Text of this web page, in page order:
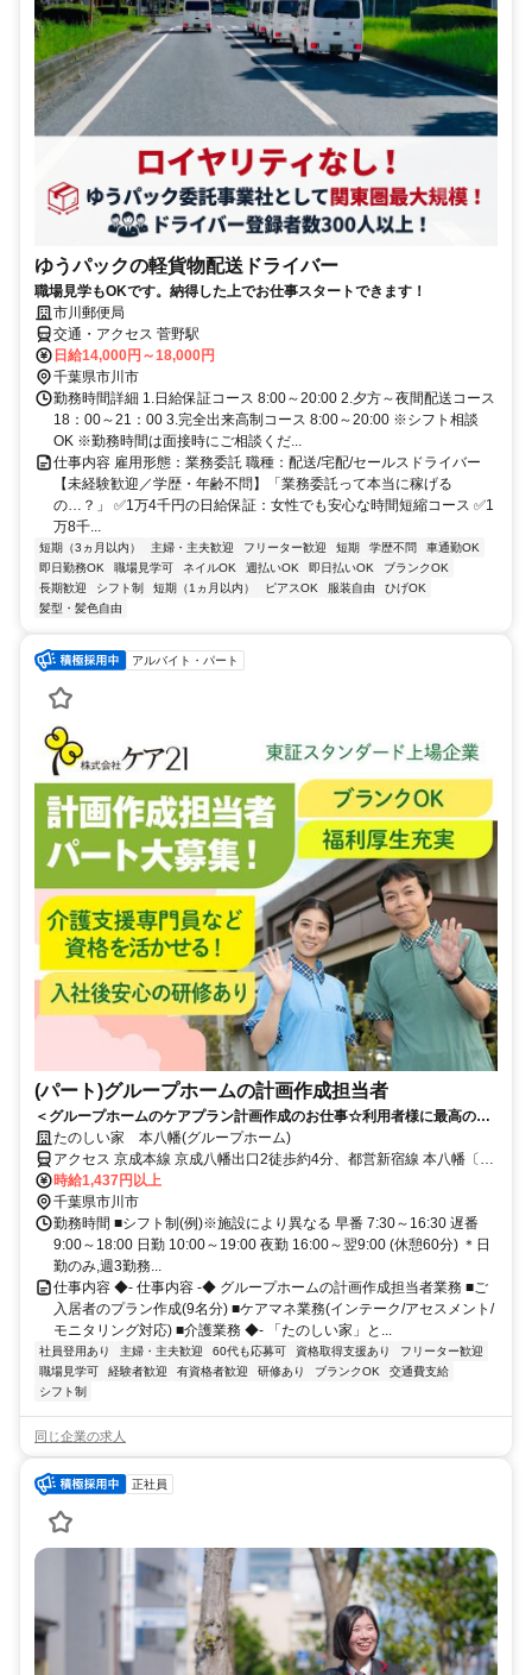
ゆうパックの軽貨物配送ドライバー
職場見学もOKです。納得した上でお仕事スタートできます！
市川郵便局
交通・アクセス 菅野駅
日給14,000円～18,000円
千葉県市川市
勤務時間詳細 1.日給保証コース 8:00～20:00 2.夕方～夜間配送コース
18：00～21：00 3.完全出来高制コース 8:00～20:00 ※シフト相談
OK ※勤務時間は面接時にご相談くだ...
仕事内容 雇用形態：業務委託 職種：配送/宅配/セールスドライバー
【未経験歓迎／学歴・年齢不問】「業務委託って本当に稼げる
の…？」 ✅1万4千円の日給保証：女性でも安心な時間短縮コース ✅1
万8千...
短期（3ヵ月以内） 主婦・主夫歓迎 フリーター歓迎 短期 学歴不問
車通勤OK
即日勤務OK
職場見学可 ネイルOK 週払いOK 即日払いOK
ブランクOK
長期歓迎
シフト制 短期（1ヵ月以内） ピアスOK 服装自由
ひげOK
髪型・髪色自由
アルバイト・パート
(パート)グループホームの計画作成担当者
＜グループホームのケアプラン計画作成のお仕事☆利用者様に最高のサ
ービスを提供＞定年なし/週３～、短時間相談可/長く安心して働ける環境
です！
たのしい家 本八幡(グループホーム)
アクセス 京成本線 京成八幡出口2徒歩約4分、都営新宿線 本八幡〔新
宿線〕A6口徒歩約5分、京成本線 菅野南口徒歩約7分 各線「本八幡」
駅から徒歩約9分
時給1,437円以上
千葉県市川市
勤務時間 ■シフト制(例)※施設により異なる 早番 7:30～16:30 遅番
9:00～18:00 日勤 10:00～19:00 夜勤 16:00～翌9:00 (休憩60分) ＊日
勤のみ,週3勤務...
仕事内容 ◆- 仕事内容 -◆ グループホームの計画作成担当者業務 ■ご
入居者のプラン作成(9名分) ■ケアマネ業務(インテーク/アセスメント/
モニタリング対応) ■介護業務 ◆- 「たのしい家」と...
社員登用あり 主婦・主夫歓迎 60代も応募可 資格取得支援あり
フリーター歓迎
職場見学可
経験者歓迎 有資格者歓迎 研修あり ブランクOK
交通費支給
シフト制
同じ企業の求人
正社員